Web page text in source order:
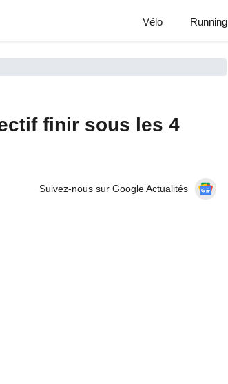
Vélo Running
finir sous les 4
Suivez-nous sur Google Actualités